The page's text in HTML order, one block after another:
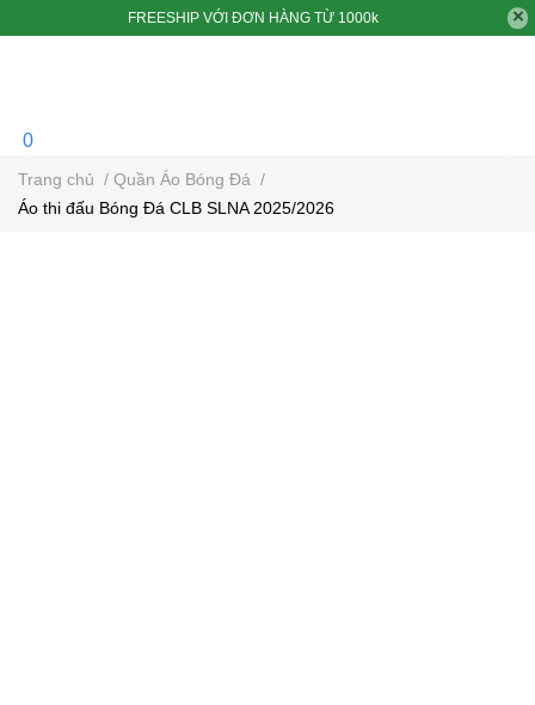
FREESHIP VỚI ĐƠN HÀNG TỪ 1000k
0
Trang chủ / Quần Áo Bóng Đá /
Áo thi đấu Bóng Đá CLB SLNA 2025/2026